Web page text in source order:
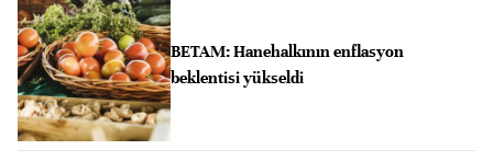
BETAM: Hanehalkının enflasyon
beklentisi yükseldi